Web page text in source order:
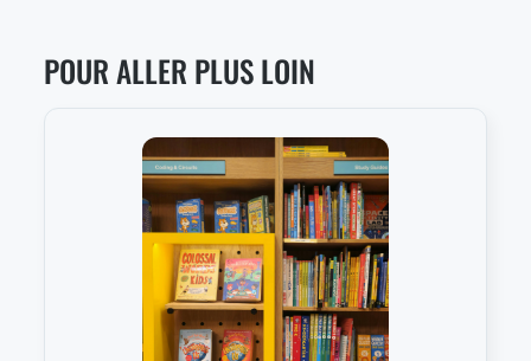
POUR ALLER PLUS LOIN